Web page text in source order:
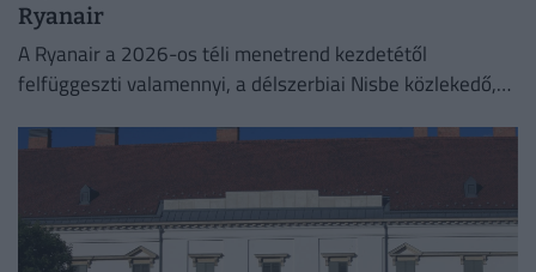
Ryanair
A Ryanair a 2026-os téli menetrend kezdetétől
felfüggeszti valamennyi, a délszerbiai Nisbe közlekedő,